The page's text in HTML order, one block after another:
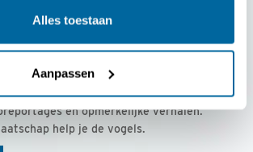
Alles toestaan
Aanpassen
x Vogels voor € 36,00 per jaar
voor onze leden, met
en opmerkelijke verhalen.
help je de vogels.